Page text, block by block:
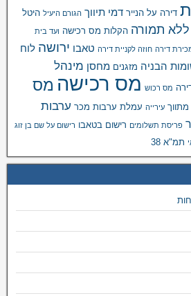
דירה על הנייר דמי תיווך הגורם היעיל היטל
תמורה הקלות מס רכישה ועד בית
דירה חוזה לקניית דירה טאבו ירושה לוח
הבניה מזגנים מחסן מינהל
מס רכוש מס רכישה מס
מתווך עירייה עמלת ערבות מכר ערבות
פריסת תשלומים רישום בטאבו רישום על שם בן זוג
תמ"א 38